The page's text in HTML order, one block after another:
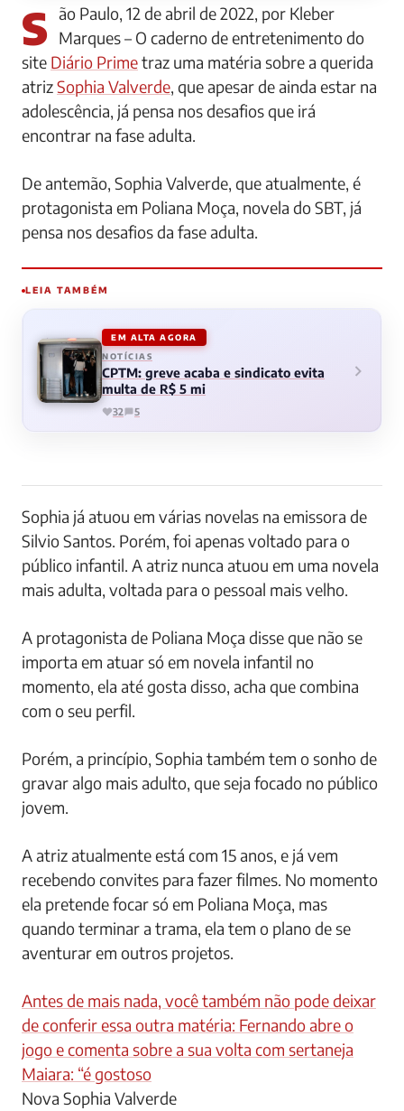
São Paulo, 12 de abril de 2022, por Kleber
Marques – O caderno de entretenimento do
site Diário Primetraz uma matéria sobre a querida
atrizSophia Valverde, que apesar de ainda estar na
adolescência, já pensa nos desafios que irá
encontrar na fase adulta.
De antemão, Sophia Valverde, que atualmente, é
protagonista em Poliana Moça, novela do SBT, já
pensa nos desafios da fase adulta.
LEIA TAMBÉM
EM ALTA AGORA
NOTÍCIAS
CPTM: greve acaba e sindicato evita
multa de R$ 5 mi
32 5
Sophia já atuou em várias novelas na emissora de
Silvio Santos. Porém, foi apenas voltado para o
público infantil. A atriz nunca atuou em uma novela
mais adulta, voltada para o pessoal mais velho.
A protagonista de Poliana Moça disse que não se
importa em atuar só em novela infantil no
momento, ela até gosta disso, acha que combina
com o seu perfil.
Porém, a princípio, Sophia também tem o sonho de
gravar algo mais adulto, que seja focado no público
jovem.
A atriz atualmente está com 15 anos, e já vem
recebendo convites para fazer filmes. No momento
ela pretende focar só em Poliana Moça, mas
quando terminar a trama, ela tem o plano de se
aventurar em outros projetos.
Antes de mais nada, você também não pode deixar
de conferir essa outra matéria: Fernando abre o
jogo e comenta sobre a sua volta com sertaneja
Maiara: “é gostoso
Nova Sophia Valverde